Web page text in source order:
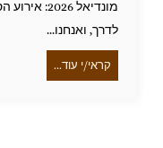
מונדיאל
לדרך, ואנחנו...
קראי/י עוד...